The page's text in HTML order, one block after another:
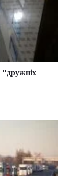
"дружніх